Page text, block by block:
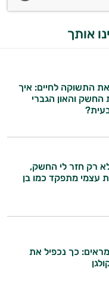
אותך
התשוקה לחיים: איך
והאון הגברי
רק חזר לי החשק,
עצמי מתפקד כמו בן
כך נכפיל את
מידע קליניים
הטבעית